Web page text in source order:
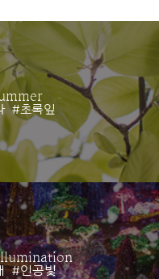
#초록잎
#인공빛